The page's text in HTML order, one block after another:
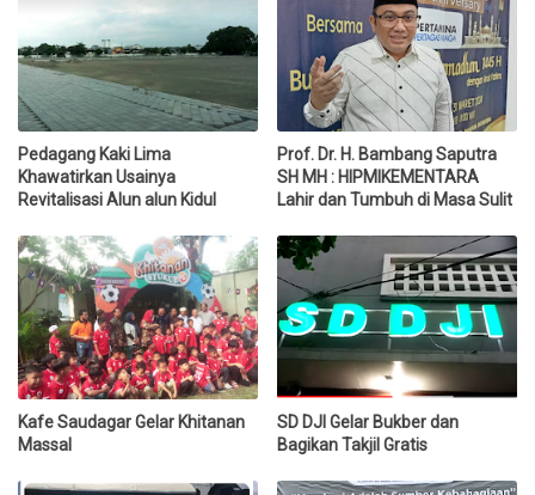
Pedagang Kaki Lima
Khawatirkan Usainya
Revitalisasi Alun alun Kidul
Prof. Dr. H. Bambang Saputra
SH MH : HIPMIKEMENTARA
Lahir dan Tumbuh di Masa Sulit
Kafe Saudagar Gelar Khitanan
Massal
SD DJI Gelar Bukber dan
Bagikan Takjil Gratis